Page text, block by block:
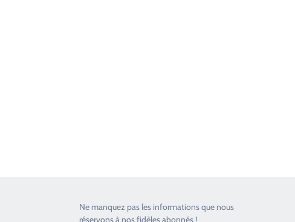
Ne manquez pas les informations que nous
réservons à nos fidèles abonnés !